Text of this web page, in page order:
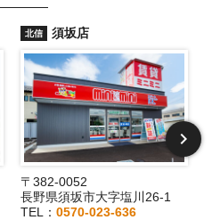
北信 須坂店
〒382-0052
長野県須坂市大字塩川26-1
TEL：0570-023-636